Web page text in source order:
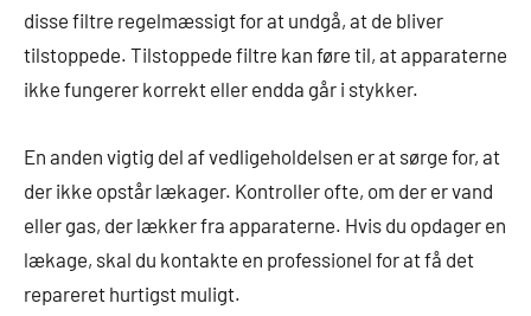
disse filtre regelmæssigt for at undgå, at de bliver
tilstoppede. Tilstoppede filtre kan føre til, at apparaterne
ikke fungerer korrekt eller endda går i stykker.
En anden vigtig del af vedligeholdelsen er at sørge for, at
der ikke opstår lækager. Kontroller ofte, om der er vand
eller gas, der lækker fra apparaterne. Hvis du opdager en
lækage, skal du kontakte en professionel for at få det
repareret hurtigst muligt.